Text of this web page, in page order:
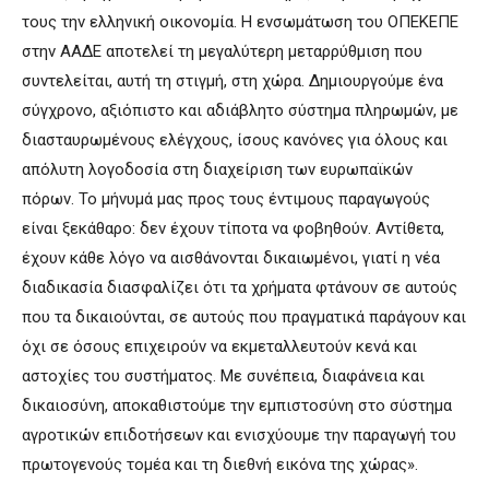
τους την ελληνική οικονομία. Η ενσωμάτωση του ΟΠΕΚΕΠΕ
στην ΑΑΔΕ αποτελεί τη μεγαλύτερη μεταρρύθμιση που
συντελείται, αυτή τη στιγμή, στη χώρα. Δημιουργούμε ένα
σύγχρονο, αξιόπιστο και αδιάβλητο σύστημα πληρωμών, με
διασταυρωμένους ελέγχους, ίσους κανόνες για όλους και
απόλυτη λογοδοσία στη διαχείριση των ευρωπαϊκών
πόρων. Το μήνυμά μας προς τους έντιμους παραγωγούς
είναι ξεκάθαρο: δεν έχουν τίποτα να φοβηθούν. Αντίθετα,
έχουν κάθε λόγο να αισθάνονται δικαιωμένοι, γιατί η νέα
διαδικασία διασφαλίζει ότι τα χρήματα φτάνουν σε αυτούς
που τα δικαιούνται, σε αυτούς που πραγματικά παράγουν και
όχι σε όσους επιχειρούν να εκμεταλλευτούν κενά και
αστοχίες του συστήματος. Με συνέπεια, διαφάνεια και
δικαιοσύνη, αποκαθιστούμε την εμπιστοσύνη στο σύστημα
αγροτικών επιδοτήσεων και ενισχύουμε την παραγωγή του
πρωτογενούς τομέα και τη διεθνή εικόνα της χώρας».